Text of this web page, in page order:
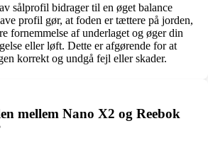
sålprofil bidrager til en øget balance
profil gør, at foden er tættere på jorden,
fornemmelse af underlaget og øger din
eller løft. Dette er afgørende for at
korrekt og undgå fejl eller skader.
mellem Nano X2 og Reebok